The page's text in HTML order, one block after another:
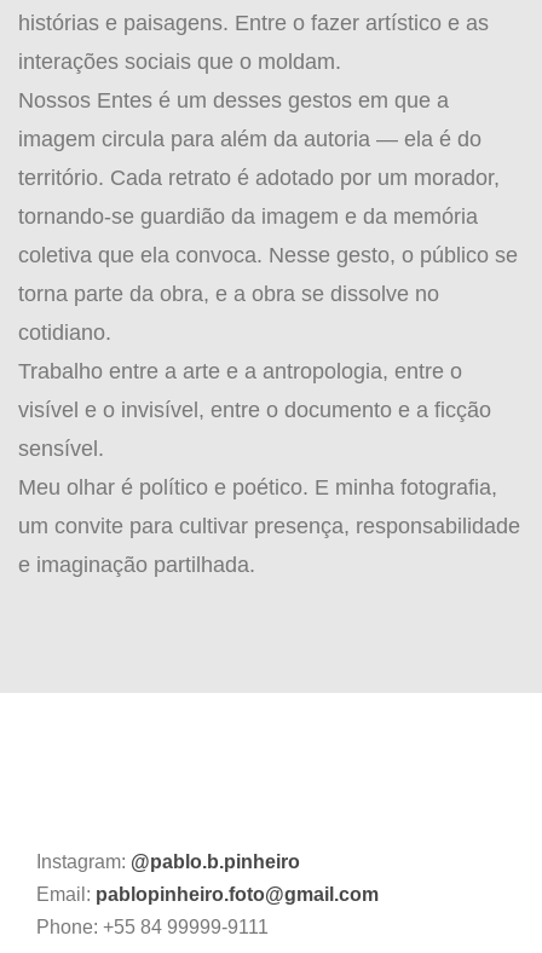
histórias e paisagens. Entre o fazer artístico e as
interações sociais que o moldam.
Nossos Entes é um desses gestos em que a
imagem circula para além da autoria — ela é do
território. Cada retrato é adotado por um morador,
tornando-se guardião da imagem e da memória
coletiva que ela convoca. Nesse gesto, o público se
torna parte da obra, e a obra se dissolve no
cotidiano.
Trabalho entre a arte e a antropologia, entre o
visível e o invisível, entre o documento e a ficção
sensível.
Meu olhar é político e poético. E minha fotografia,
um convite para cultivar presença, responsabilidade
e imaginação partilhada.
Instagram: @pablo.b.pinheiro
Email: pablopinheiro.foto@gmail.com
Phone: +55 84 99999-9111